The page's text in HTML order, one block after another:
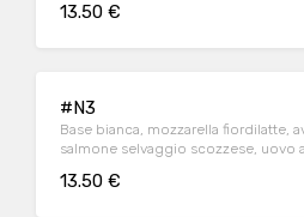
13.50 €
#N3
Base bianca, mozzarella fiordilatte,
salmone selvaggio scozzese, uovo
13.50 €